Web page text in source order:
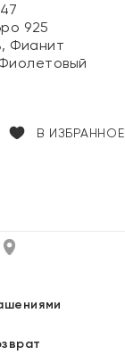
925
Фианит
В ИЗБРАННОЕ